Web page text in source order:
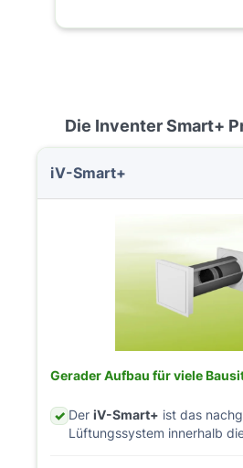
Die Inventer Smart+
iV-Smart+
Gerader Aufbau für viele
✓ Der iV-Smart+ ist das
Lüftungssystem innerhalb